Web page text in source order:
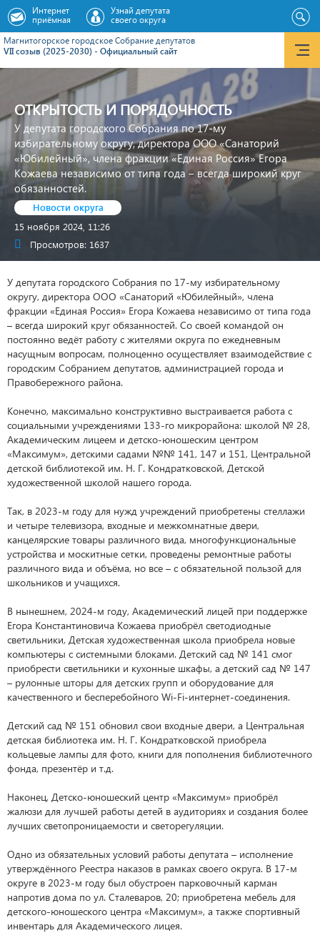
Магнитогорское городское Cобрание депутатов
VII созыв (2025-2030) - Официальный сайт
Интернет
приёмная
Узнай депутата
своего округа
ОТКРЫТОСТЬ И ПОРЯДОЧНОСТЬ
У депутата городского Собрания по 17-му
избирательному округу, директора ООО «Санаторий
«Юбилейный», члена фракции «Единая Россия» Егора
Кожаева независимо от типа года – всегда широкий круг
обязанностей.
Новости округа
15 ноября 2024, 11:26
Просмотров: 1637
У депутата городского Собрания по 17-му избирательному
округу, директора ООО «Санаторий «Юбилейный», члена
фракции «Единая Россия» Егора Кожаева независимо от типа года
– всегда широкий круг обязанностей. Со своей командой он
постоянно ведёт работу с жителями округа по ежедневным
насущным вопросам, полноценно осуществляет взаимодействие с
городским Собранием депутатов, администрацией города и
Правобережного района.
Конечно, максимально конструктивно выстраивается работа с
социальными учреждениями 133-го микрорайона: школой № 28,
Академическим лицеем и детско-юношеским центром
«Максимум», детскими садами №№ 141, 147 и 151, Центральной
детской библиотекой им. Н. Г. Кондратковской, Детской
художественной школой нашего города.
Так, в 2023-м году для нужд учреждений приобретены стеллажи
и четыре телевизора, входные и межкомнатные двери,
канцелярские товары различного вида, многофункциональные
устройства и москитные сетки, проведены ремонтные работы
различного вида и объёма, но все – с обязательной пользой для
школьников и учащихся.
В нынешнем, 2024-м году, Академический лицей при поддержке
Егора Константиновича Кожаева приобрёл светодиодные
светильники, Детская художественная школа приобрела новые
компьютеры с системными блоками. Детский сад № 141 смог
приобрести светильники и кухонные шкафы, а детский сад № 147
– рулонные шторы для детских групп и оборудование для
качественного и бесперебойного Wi-Fi-интернет-соединения.
Детский сад № 151 обновил свои входные двери, а Центральная
детская библиотека им. Н. Г. Кондратковской приобрела
кольцевые лампы для фото, книги для пополнения библиотечного
фонда, презентёр и т.д.
Наконец, Детско-юношеский центр «Максимум» приобрёл
жалюзи для лучшей работы детей в аудиториях и создания более
лучших светопроницаемости и светорегуляции.
Одно из обязательных условий работы депутата – исполнение
утверждённого Реестра наказов в рамках своего округа. В 17-м
округе в 2023-м году был обустроен парковочный карман
напротив дома по ул. Сталеваров, 20; приобретена мебель для
детского-юношеского центра «Максимум», а также спортивный
инвентарь для Академического лицея.